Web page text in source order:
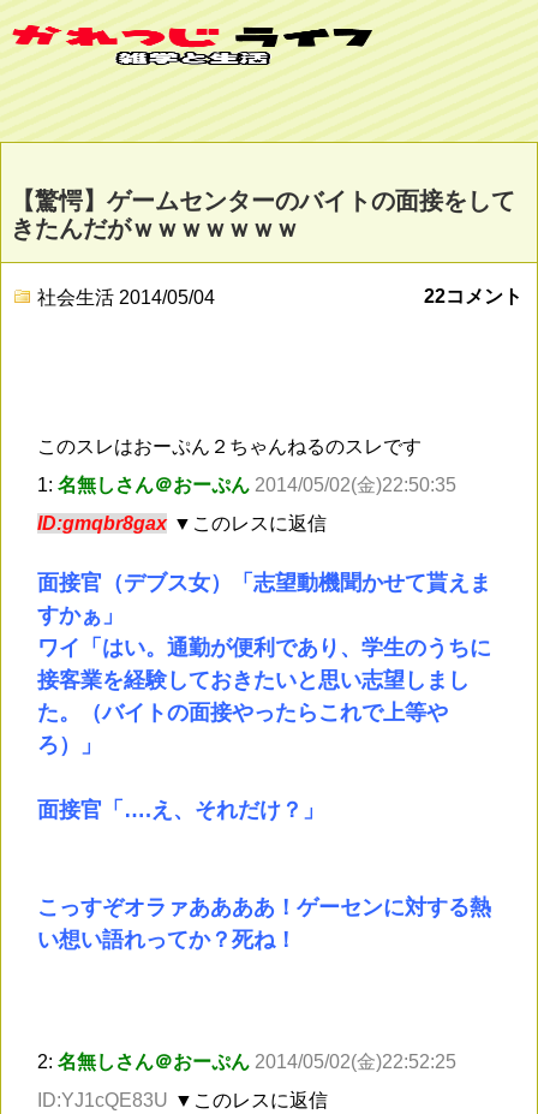
【驚愕】ゲームセンターのバイトの面接をして
きたんだがｗｗｗｗｗｗｗ
社会生活 2014/05/04 22コメント
このスレはおーぷん２ちゃんねるのスレです
1: 名無しさん＠おーぷん 2014/05/02(金)22:50:35
ID:gmqbr8gax ▼このレスに返信
面接官（デブス女）「志望動機聞かせて貰えま
すかぁ」
ワイ「はい。通勤が便利であり、学生のうちに
接客業を経験しておきたいと思い志望しまし
た。（バイトの面接やったらこれで上等や
ろ）」
面接官「….え、それだけ？」
こっすぞオラァああああ！ゲーセンに対する熱
い想い語れってか？死ね！
2: 名無しさん＠おーぷん 2014/05/02(金)22:52:25
ID:YJ1cQE83U ▼このレスに返信